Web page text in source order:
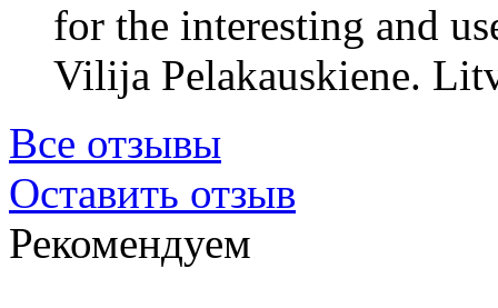
for the interesting and
Vilija Pelakauskiene.
Все отзывы
Оставить отзыв
Рекомендуем